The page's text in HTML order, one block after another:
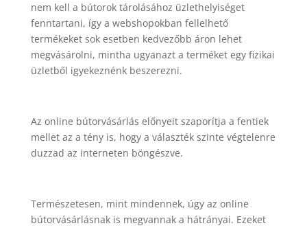
nem kell a bútorok tárolásához üzlethelyiséget
fenntartani, így a webshopokban fellelhető
termékeket sok esetben kedvezőbb áron lehet
megvásárolni, mintha ugyanazt a terméket egy fizikai
üzletből igyekeznénk beszerezni.
Az online bútorvásárlás előnyeit szaporítja a fentiek
mellet az a tény is, hogy a választék szinte végtelenre
duzzad az interneten böngészve.
Természetesen, mint mindennek, úgy az online
bútorvásárlásnak is megvannak a hátrányai. Ezeket